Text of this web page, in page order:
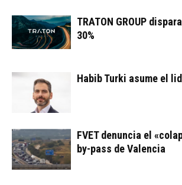
TRATON GROUP
30%
Habib Turki asume el
FVET denuncia el
by-pass de Valencia